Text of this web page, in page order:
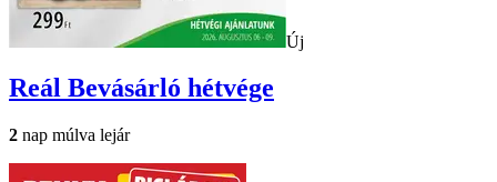
Új
Reál Bevásárló hétvége
2 nap múlva lejár